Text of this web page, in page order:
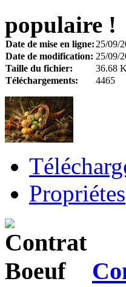
populaire !
Date de mise en ligne: 25/09/
Date de modification: 25/09/
Taille du fichier:
36.68
Téléchargements:
4465
Propriétes